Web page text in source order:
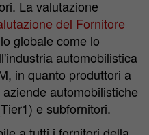
La valutazione
del Fornitore
globale come lo
automobilistica
in quanto produttori a
automobilistiche
e subfornitori.